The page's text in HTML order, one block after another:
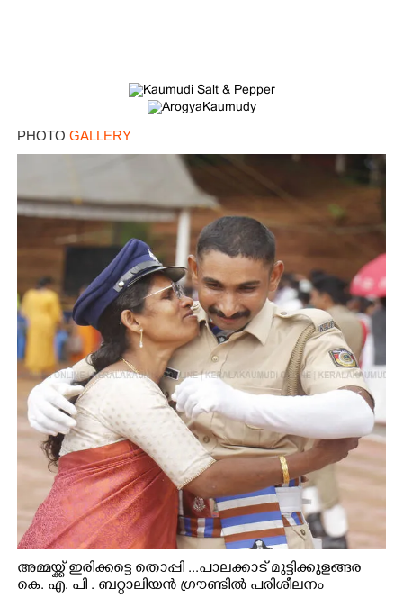
PHOTO GALLERY
അമ്മയ്ക്ക് ഇരിക്കട്ടെ തൊപ്പി ...പാലക്കാട് മുട്ടിക്കുളങ്ങര
കെ. എ. പി . ബറ്റാലിയൻ ഗ്രൗണ്ടിൽ പരിശീലനം